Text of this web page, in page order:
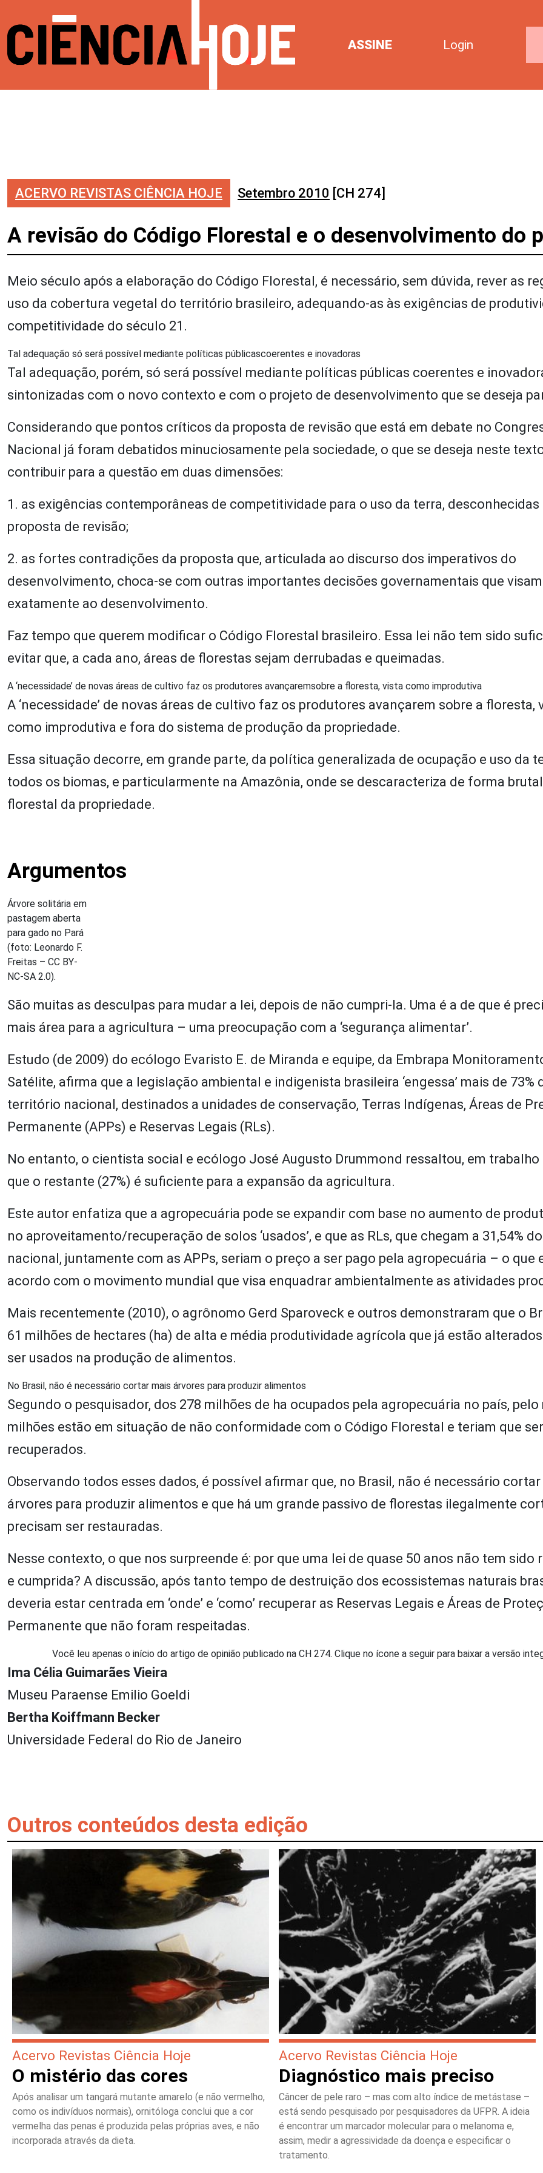
ASSINE Login
ACERVO REVISTAS CIÊNCIA HOJE Setembro 2010 [CH 274]
A revisão do Código Florestal e o desenvolvimento do
Meio século após a elaboração do Código Florestal, é necessário, sem dúvida, rever as
uso da cobertura vegetal do território brasileiro, adequando-as às exigências de
competitividade do século 21.
Tal adequação só será possível mediante políticas públicascoerentes e inovadoras
Tal adequação, porém, só será possível mediante políticas públicas coerentes e
sintonizadas com o novo contexto e com o projeto de desenvolvimento que se deseja
Considerando que pontos críticos da proposta de revisão que está em debate no
Nacional já foram debatidos minuciosamente pela sociedade, o que se deseja neste
contribuir para a questão em duas dimensões:
1. as exigências contemporâneas de competitividade para o uso da terra, desconhecidas
proposta de revisão;
2. as fortes contradições da proposta que, articulada ao discurso dos imperativos do
desenvolvimento, choca-se com outras importantes decisões governamentais que visam
exatamente ao desenvolvimento.
Faz tempo que querem modificar o Código Florestal brasileiro. Essa lei não tem sido
evitar que, a cada ano, áreas de florestas sejam derrubadas e queimadas.
A ‘necessidade’ de novas áreas de cultivo faz os produtores avançaremsobre a floresta, vista como improdutiva
A ‘necessidade’ de novas áreas de cultivo faz os produtores avançarem sobre a floresta,
como improdutiva e fora do sistema de produção da propriedade.
Essa situação decorre, em grande parte, da política generalizada de ocupação e uso da
todos os biomas, e particularmente na Amazônia, onde se descaracteriza de forma
florestal da propriedade.
Argumentos
Árvore solitária em
pastagem aberta
para gado no Pará
(foto: Leonardo F.
Freitas – CC BY-
NC-SA 2.0).
São muitas as desculpas para mudar a lei, depois de não cumpri-la. Uma é a de que é
mais área para a agricultura – uma preocupação com a ‘segurança alimentar’.
Estudo (de 2009) do ecólogo Evaristo E. de Miranda e equipe, da Embrapa
Satélite, afirma que a legislação ambiental e indigenista brasileira ‘engessa’ mais de 73%
território nacional, destinados a unidades de conservação, Terras Indígenas, Áreas de
Permanente (APPs) e Reservas Legais (RLs).
No entanto, o cientista social e ecólogo José Augusto Drummond ressaltou, em trabalho
que o restante (27%) é suficiente para a expansão da agricultura.
Este autor enfatiza que a agropecuária pode se expandir com base no aumento de
no aproveitamento/recuperação de solos ‘usados’, e que as RLs, que chegam a 31,54%
nacional, juntamente com as APPs, seriam o preço a ser pago pela agropecuária – o que
acordo com o movimento mundial que visa enquadrar ambientalmente as atividades
Mais recentemente (2010), o agrônomo Gerd Sparoveck e outros demonstraram que o
61 milhões de hectares (ha) de alta e média produtividade agrícola que já estão
ser usados na produção de alimentos.
No Brasil, não é necessário cortar mais árvores para produzir alimentos
Segundo o pesquisador, dos 278 milhões de ha ocupados pela agropecuária no país, pelo
milhões estão em situação de não conformidade com o Código Florestal e teriam que ser
recuperados.
Observando todos esses dados, é possível afirmar que, no Brasil, não é necessário
árvores para produzir alimentos e que há um grande passivo de florestas ilegalmente
precisam ser restauradas.
Nesse contexto, o que nos surpreende é: por que uma lei de quase 50 anos não tem sido
e cumprida? A discussão, após tanto tempo de destruição dos ecossistemas naturais
deveria estar centrada em ‘onde’ e ‘como’ recuperar as Reservas Legais e Áreas de
Permanente que não foram respeitadas.
Você leu apenas o início do artigo de opinião publicado na CH 274. Clique no ícone a seguir para baixar a versão
Ima Célia Guimarães Vieira
Museu Paraense Emilio Goeldi
Bertha Koiffmann Becker
Universidade Federal do Rio de Janeiro
Outros conteúdos desta edição
Acervo Revistas Ciência Hoje
O mistério das cores
Após analisar um tangará mutante amarelo (e não vermelho,
como os indivíduos normais), ornitóloga conclui que a cor
vermelha das penas é produzida pelas próprias aves, e não
incorporada através da dieta.
Acervo Revistas Ciência Hoje
Diagnóstico mais preciso
Câncer de pele raro – mas com alto índice de metástase –
está sendo pesquisado por pesquisadores da UFPR. A ideia
é encontrar um marcador molecular para o melanoma e,
assim, medir a agressividade da doença e especificar o
tratamento.